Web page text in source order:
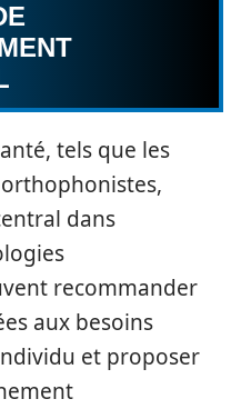
tels que les
dans
recommander
aux besoins
et proposer